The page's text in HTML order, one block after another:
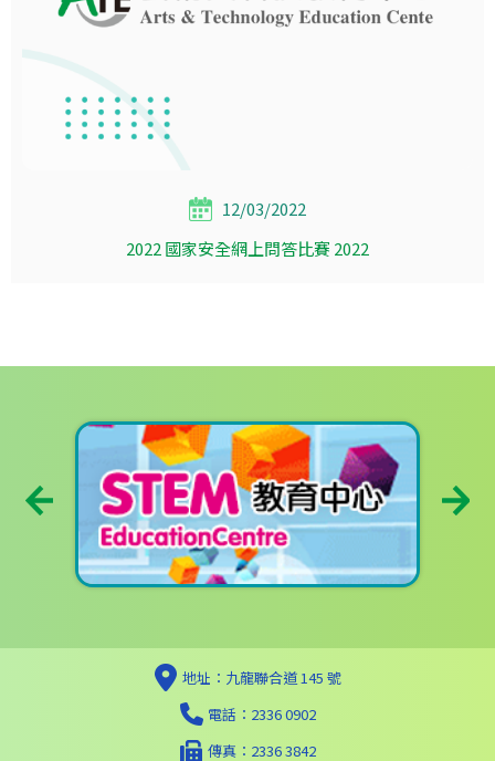
12/03/2022
2022 國家安全網上問答比賽 2022
地址：九龍聯合道 145 號
電話：2336 0902
傳真：2336 3842